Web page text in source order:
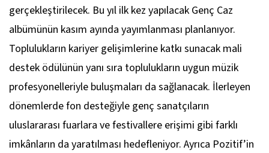
gerçekleştirilecek. Bu yıl ilk kez yapılacak Genç Caz
albümünün kasım ayında yayımlanması planlanıyor.
Toplulukların kariyer gelişimlerine katkı sunacak mali
destek ödülünün yanı sıra toplulukların uygun müzik
profesyonelleriyle buluşmaları da sağlanacak. İlerleyen
dönemlerde fon desteğiyle genç sanatçıların
uluslararası fuarlara ve festivallere erişimi gibi farklı
imkânların da yaratılması hedefleniyor. Ayrıca Pozitif’in